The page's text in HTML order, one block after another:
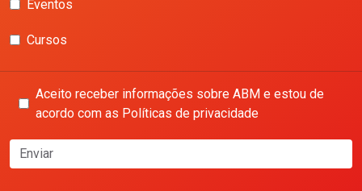
Eventos
Cursos
Aceito receber informações sobre ABM e estou de
acordo com as Políticas de privacidade
Enviar